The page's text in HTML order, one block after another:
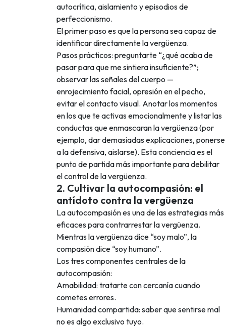
autocrítica, aislamiento y episodios de
perfeccionismo.
El primer paso es que la persona sea capaz de
identificar directamente la vergüenza.
Pasos prácticos: preguntarte “¿qué acaba de
pasar para que me sintiera insuficiente?”;
observar las señales del cuerpo —
enrojecimiento facial, opresión en el pecho,
evitar el contacto visual. Anotar los momentos
en los que te activas emocionalmente y listar las
conductas que enmascaran la vergüenza (por
ejemplo, dar demasiadas explicaciones, ponerse
a la defensiva, aislarse). Esta conciencia es el
punto de partida más importante para debilitar
el control de la vergüenza.
2. Cultivar la autocompasión: el
antídoto contra la vergüenza
La autocompasión es una de las estrategias más
eficaces para contrarrestar la vergüenza.
Mientras la vergüenza dice “soy malo”, la
compasión dice “soy humano”.
Los tres componentes centrales de la
autocompasión:
Amabilidad: tratarte con cercanía cuando
cometes errores.
Humanidad compartida: saber que sentirse mal
no es algo exclusivo tuyo.